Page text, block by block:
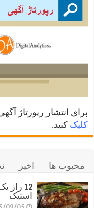
برای انتشار رپورتاژ
کلیک کنید.
محبوب ها اخیر
12
استیک